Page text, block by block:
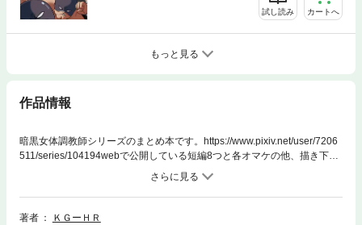
試し読み カートへ
もっと見る
作品情報
暗黒女体調教師シリーズのまとめ本です。https://www.pixiv.net/user/7206
511/series/104194webで公開している短編8つと各オマケの他、描き下ろ
しの短編「暗黒異世界冒険者 猿渡」を含みます。
著者
ＫＧーＨＲ